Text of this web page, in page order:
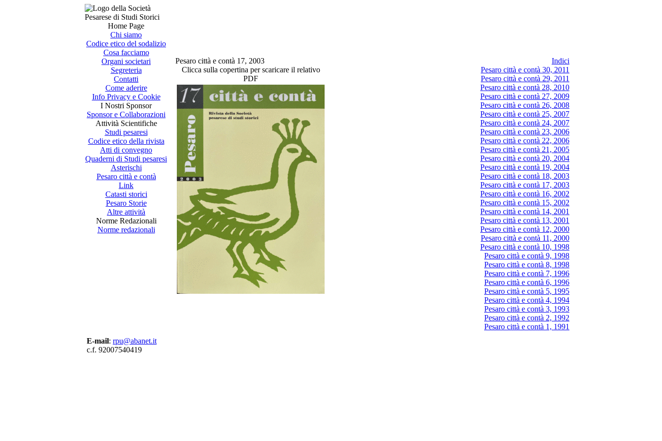
Home Page
Chi siamo
Codice etico del sodalizio
Cosa facciamo
Organi societari
Segreteria
Contatti
Come aderire
Info Privacy e Cookie
I Nostri Sponsor
Sponsor e Collaborazioni
Attività Scientifiche
Studi pesaresi
Codice etico della rivista
Atti di convegno
Quaderni di Studi pesaresi
Asterischi
Pesaro città e contà
Link
Catasti storici
Pesaro Storie
Altre attività
Norme Redazionali
Norme redazionali
Pesaro città e contà 17, 2003
Clicca sulla copertina per scaricare il relativo
PDF
Indici
Pesaro città e contà 30, 2011
Pesaro città e contà 29, 2011
Pesaro città e contà 28, 2010
Pesaro città e contà 27, 2009
Pesaro città e contà 26, 2008
Pesaro città e contà 25, 2007
Pesaro città e contà 24, 2007
Pesaro città e contà 23, 2006
Pesaro città e contà 22, 2006
Pesaro città e contà 21, 2005
Pesaro città e contà 20, 2004
Pesaro città e contà 19, 2004
Pesaro città e contà 18, 2003
Pesaro città e contà 17, 2003
Pesaro città e contà 16, 2002
Pesaro città e contà 15, 2002
Pesaro città e contà 14, 2001
Pesaro città e contà 13, 2001
Pesaro città e contà 12, 2000
Pesaro città e contà 11, 2000
Pesaro città e contà 10, 1998
Pesaro città e contà 9, 1998
Pesaro città e contà 8, 1998
Pesaro città e contà 7, 1996
Pesaro città e contà 6, 1996
Pesaro città e contà 5, 1995
Pesaro città e contà 4, 1994
Pesaro città e contà 3, 1993
Pesaro città e contà 2, 1992
Pesaro città e contà 1, 1991
E-mail: rpu@abanet.it
c.f. 92007540419